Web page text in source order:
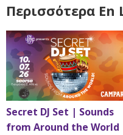
Περισσότερα
Secret DJ Set | Sounds
from Around the World